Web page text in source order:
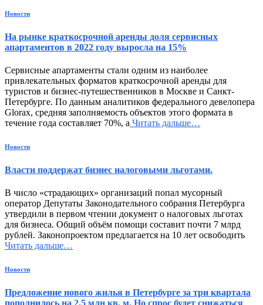
Новости
На рынке краткосрочной аренды доля сервисных
апартаментов в 2022 году выросла на 15%
Сервисные апартаменты стали одним из наиболее
привлекательных форматов краткосрочной аренды для
туристов и бизнес-путешественников в Москве и Санкт-
Петербурге. По данным аналитиков федерального девелопера
Glorax, средняя заполняемость объектов этого формата в
течение года составляет 70%, а Читать дальше…
Новости
Власти поддержат бизнес налоговыми льготами.
В число «страдающих» организаций попал мусорный
оператор Депутаты Законодательного собрания Петербурга
утвердили в первом чтении документ о налоговых льготах
для бизнеса. Общий объём помощи составит почти 7 млрд
рублей. Законопроектом предлагается на 10 лет освободить
Читать дальше…
Новости
Предложение нового жилья в Петербурге за три квартала